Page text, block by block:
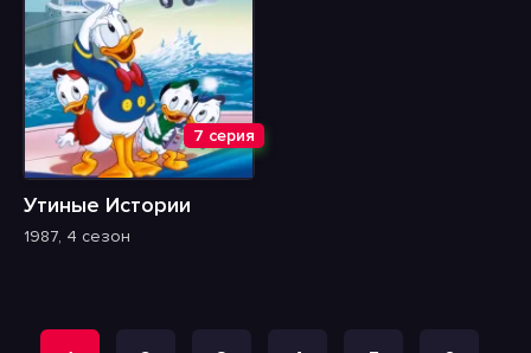
7 серия
Утиные Истории
1987, 4 сезон